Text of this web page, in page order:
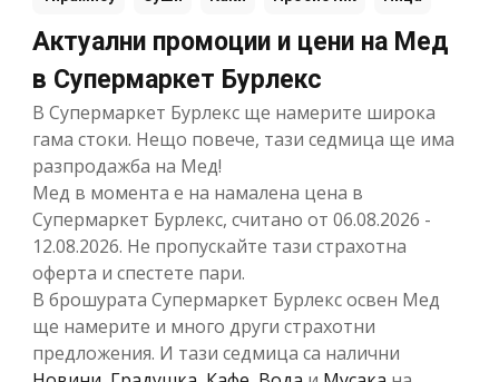
Актуални промоции и цени на Мед
в Супермаркет Бурлекс
В Супермаркет Бурлекс ще намерите широка
гама стоки. Нещо повече, тази седмица ще има
разпродажба на Мед!
Мед в момента е на намалена цена в
Супермаркет Бурлекс, считано от 06.08.2026 -
12.08.2026. Не пропускайте тази страхотна
оферта и спестете пари.
В брошурата Супермаркет Бурлекс освен Мед
ще намерите и много други страхотни
предложения. И тази седмица са налични